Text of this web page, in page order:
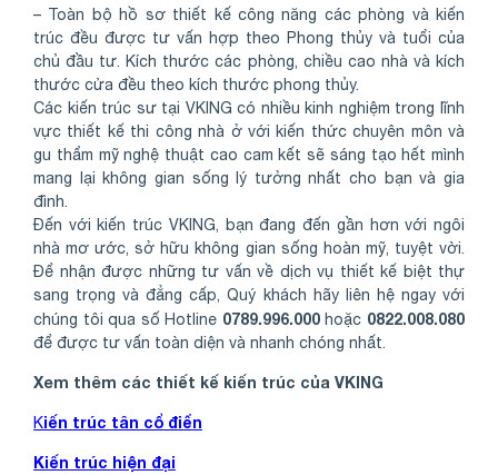
– Toàn bộ hồ sơ thiết kế công năng các phòng và kiến
trúc đều được tư vấn hợp theo Phong thủy và tuổi của
chủ đầu tư. Kích thước các phòng, chiều cao nhà và kích
thước cửa đều theo kích thước phong thủy.
Các kiến trúc sư tại VKING có nhiều kinh nghiệm trong lĩnh
vực thiết kế thi công nhà ở với kiến thức chuyên môn và
gu thẩm mỹ nghệ thuật cao cam kết sẽ sáng tạo hết mình
mang lại không gian sống lý tưởng nhất cho bạn và gia
đình.
Đến với kiến trúc VKING, bạn đang đến gần hơn với ngôi
nhà mơ ước, sở hữu không gian sống hoàn mỹ, tuyệt vời.
Để nhận được những tư vấn về dịch vụ thiết kế biệt thự
sang trọng và đẳng cấp, Quý khách hãy liên hệ ngay với
chúng tôi qua số Hotline 0789.996.000hoặc 0822.008.080
để được tư vấn toàn diện và nhanh chóng nhất.
Xem thêm các thiết kế kiến trúc của VKING
Kiến trúc tân cổ điển
Kiến trúc hiện đại